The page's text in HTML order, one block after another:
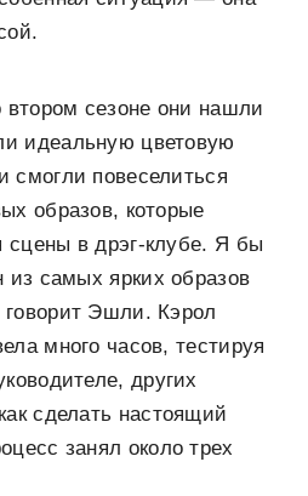
втором сезоне они нашли
идеальную цветовую
повеселиться
образов, которые
в дрэг-клубе. Я бы
из самых ярких образов
Эшли. Кэрол
много часов, тестируя
других
сделать настоящий
занял около трех